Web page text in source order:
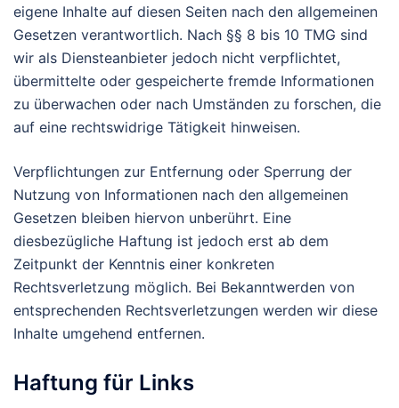
eigene Inhalte auf diesen Seiten nach den allgemeinen
Gesetzen verantwortlich. Nach §§ 8 bis 10 TMG sind
wir als Diensteanbieter jedoch nicht verpflichtet,
übermittelte oder gespeicherte fremde Informationen
zu überwachen oder nach Umständen zu forschen, die
auf eine rechtswidrige Tätigkeit hinweisen.
Verpflichtungen zur Entfernung oder Sperrung der
Nutzung von Informationen nach den allgemeinen
Gesetzen bleiben hiervon unberührt. Eine
diesbezügliche Haftung ist jedoch erst ab dem
Zeitpunkt der Kenntnis einer konkreten
Rechtsverletzung möglich. Bei Bekanntwerden von
entsprechenden Rechtsverletzungen werden wir diese
Inhalte umgehend entfernen.
Haftung für Links